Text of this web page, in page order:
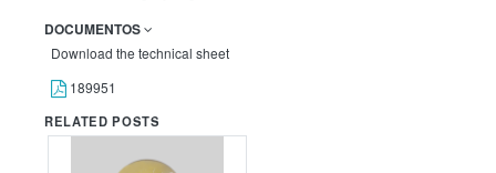
DOCUMENTOS
Download the technical sheet
189951
RELATED POSTS